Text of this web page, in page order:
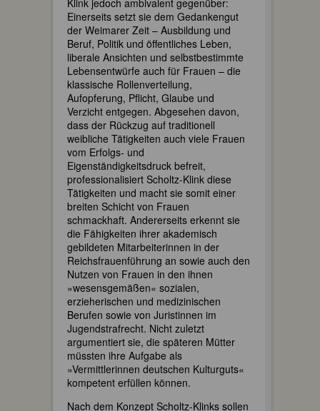
Klink jedoch ambivalent gegenüber:
Einerseits setzt sie dem Gedankengut
der Weimarer Zeit – Ausbildung und
Beruf, Politik und öffentliches Leben,
liberale Ansichten und selbstbestimmte
Lebensentwürfe auch für Frauen – die
klassische Rollenverteilung,
Aufopferung, Pflicht, Glaube und
Verzicht entgegen. Abgesehen davon,
dass der Rückzug auf traditionell
weibliche Tätigkeiten auch viele Frauen
vom Erfolgs- und
Eigenständigkeitsdruck befreit,
professionalisiert Scholtz-Klink diese
Tätigkeiten und macht sie somit einer
breiten Schicht von Frauen
schmackhaft. Andererseits erkennt sie
die Fähigkeiten ihrer akademisch
gebildeten Mitarbeiterinnen in der
Reichsfrauenführung an sowie auch den
Nutzen von Frauen in den ihnen
»wesensgemäßen« sozialen,
erzieherischen und medizinischen
Berufen sowie von Juristinnen im
Jugendstrafrecht. Nicht zuletzt
argumentiert sie, die späteren Mütter
müssten ihre Aufgabe als
»Vermittlerinnen deutschen Kulturguts«
kompetent erfüllen können.
Nach dem Konzept Scholtz-Klinks sollen